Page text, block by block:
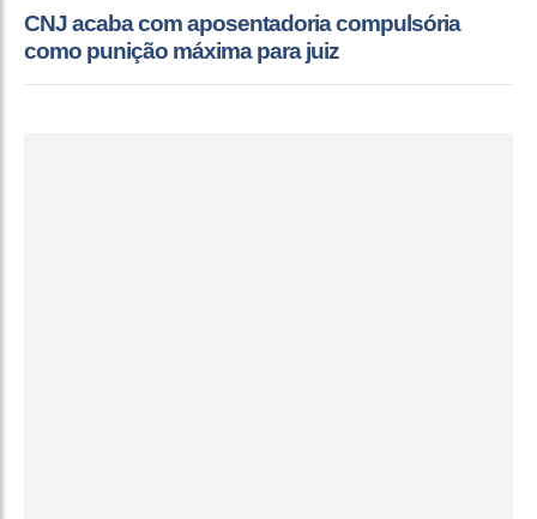
CNJ acaba com aposentadoria compulsória
como punição máxima para juiz